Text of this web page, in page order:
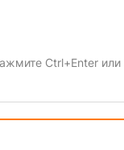
Ctrl+Enter или